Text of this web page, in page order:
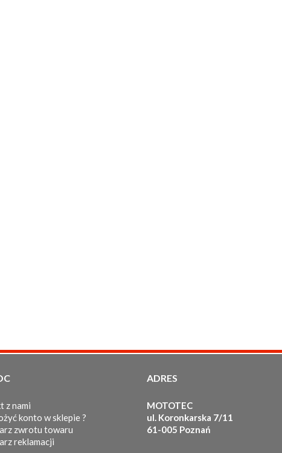
z nami
konto w sklepie ?
zwrotu towaru
reklamacji
ADRES
MOTOTEC
ul. Koronkarska 7/11
61-005 Poznań